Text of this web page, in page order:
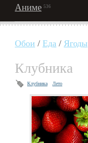
Аниме 536
Обои / Еда / Ягоды
Клубника
Клубника Лето